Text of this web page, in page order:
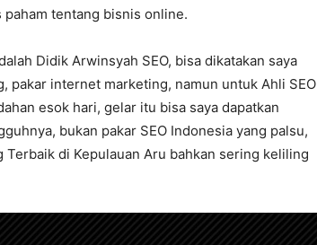
tentang bisnis online.
Didik Arwinsyah SEO, bisa dikatakan saya
internet marketing, namun untuk Ahli SEO
esok hari, gelar itu bisa saya dapatkan
bukan pakar SEO Indonesia yang palsu,
di Kepulauan Aru bahkan sering keliling